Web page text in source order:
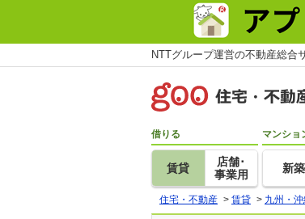
NTTグループ運営の不動産総合
借りる
賃貸
店舗･
事業用
マンショ
新築
住宅・不動産 > 賃貸 > 九州・